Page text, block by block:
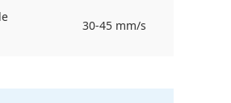
30-45 mm/s